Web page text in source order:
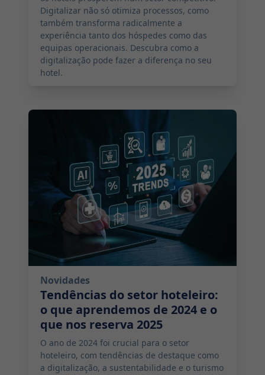
Digitalizar não só otimiza processos, como
também transforma radicalmente a
experiência tanto dos hóspedes como das
equipas operacionais. Descubra como a
digitalização pode fazer a diferença no seu
hotel.
2024-12-11 06:00:00
Novidades
Tendências do setor hoteleiro:
o que aprendemos de 2024 e o
que nos reserva 2025
O ano de 2024 foi crucial para o setor
hoteleiro, com tendências de destaque como
a digitalização, a sustentabilidade e o turismo